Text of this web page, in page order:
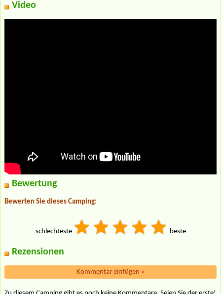
Video
Bewertung
Bewerten Sie dieses Camping:
schlechteste beste
Rezensionen
Kommentar einfügen »